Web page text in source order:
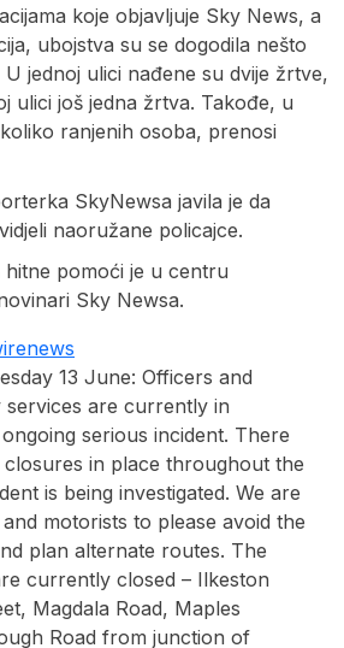
koje objavljuje Sky News, a
ubojstva su se dogodila nešto
jednoj ulici nađene su dvije žrtve,
ulici još jedna žrtva. Takođe, u
ranjenih osoba, prenosi
SkyNewsa javila je da
naoružane policajce.
hitne pomoći je u centru
Sky Newsa.
13 June: Officers and
are currently in
serious incident. There
in place throughout the
is being investigated. We are
motorists to please avoid the
plan alternate routes. The
currently closed – Ilkeston
Magdala Road, Maples
Road from junction of